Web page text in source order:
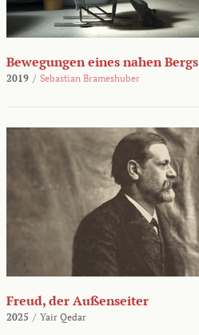
Bewegungen eines nahen Bergs
2019 / Sebastian Brameshuber
Freud, der Außenseiter
2025 / Yair Qedar